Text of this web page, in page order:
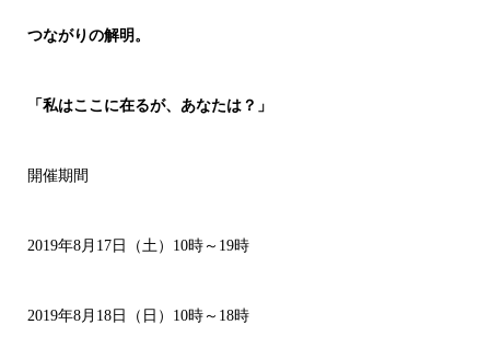
つながりの解明。
「私はここに在るが、あなたは？」
開催期間
2019年8月17日（土）10時～19時
2019年8月18日（日）10時～18時